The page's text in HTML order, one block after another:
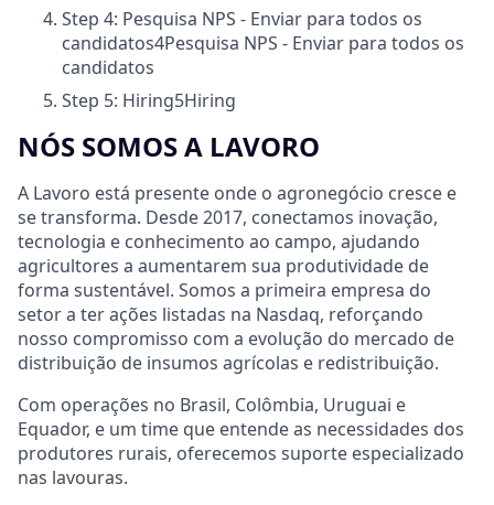
Step 4: Pesquisa NPS - Enviar para todos os
candidatos4Pesquisa NPS - Enviar para todos os
candidatos
Step 5: Hiring5Hiring
NÓS SOMOS A LAVORO
A Lavoro está presente onde o agronegócio cresce e
se transforma. Desde 2017, conectamos inovação,
tecnologia e conhecimento ao campo, ajudando
agricultores a aumentarem sua produtividade de
forma sustentável. Somos a primeira empresa do
setor a ter ações listadas na Nasdaq, reforçando
nosso compromisso com a evolução do mercado de
distribuição de insumos agrícolas e redistribuição.
Com operações no Brasil, Colômbia, Uruguai e
Equador, e um time que entende as necessidades dos
produtores rurais, oferecemos suporte especializado
nas lavouras.